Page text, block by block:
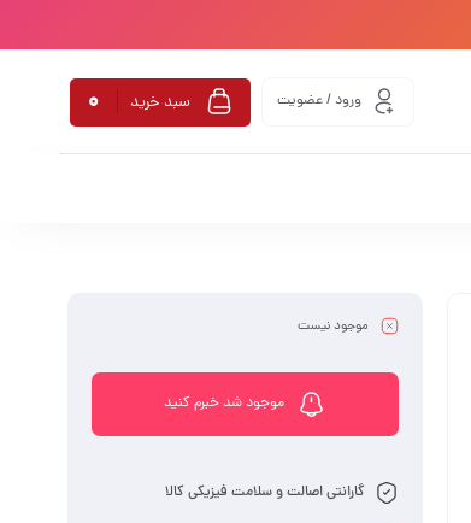
ورود / عضویت سبد خرید 0
موجود نیست
موجود شد خبرم کنید
گارانتی اصالت و سلامت فیزیکی کالا